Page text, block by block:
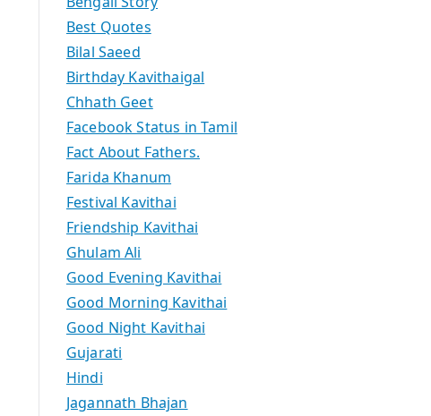
Best Quotes
Bilal Saeed
Birthday Kavithaigal
Chhath Geet
Facebook Status in Tamil
Fact About Fathers.
Farida Khanum
Festival Kavithai
Friendship Kavithai
Ghulam Ali
Good Evening Kavithai
Good Morning Kavithai
Good Night Kavithai
Gujarati
Hindi
Jagannath Bhajan